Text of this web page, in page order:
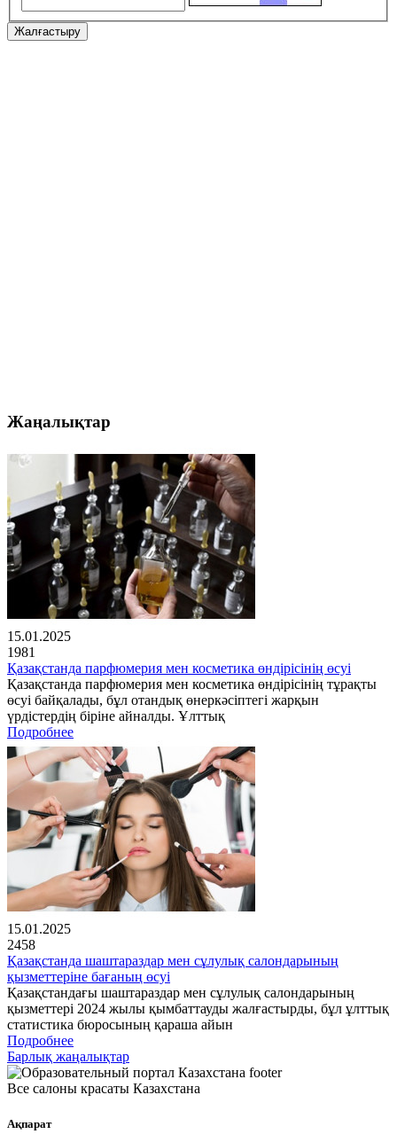
Жалғастыру
Жаңалықтар
15.01.2025
1981
Қазақстанда парфюмерия мен косметика өндірісінің өсуі
Қазақстанда парфюмерия мен косметика өндірісінің тұрақты
өсуі байқалады, бұл отандық өнеркәсіптегі жарқын
үрдістердің біріне айналды. Ұлттық
Подробнее
15.01.2025
2458
Қазақстанда шаштараздар мен сұлулық салондарының
қызметтеріне бағаның өсуі
Қазақстандағы шаштараздар мен сұлулық салондарының
қызметтері 2024 жылы қымбаттауды жалғастырды, бұл ұлттық
статистика бюросының қараша айын
Подробнее
Барлық жаңалықтар
Все салоны красаты Казахстана
Ақпарат